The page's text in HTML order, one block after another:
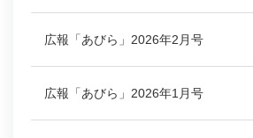
広報「あびら」2026年2月号
広報「あびら」2026年1月号